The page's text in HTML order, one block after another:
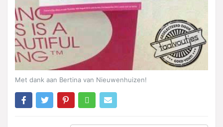
Met dank aan Bertina van Nieuwenhuizen!